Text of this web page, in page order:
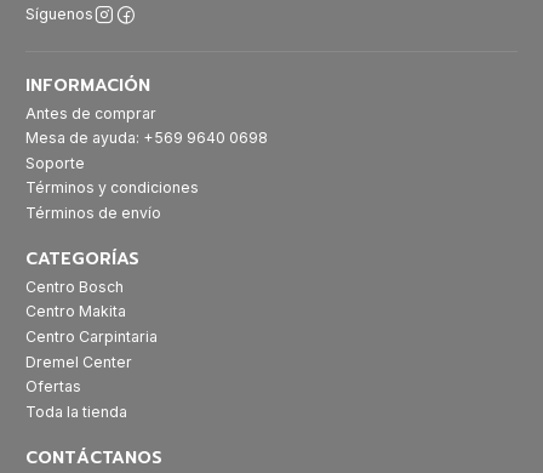
Síguenos
INFORMACIÓN
Antes de comprar
Mesa de ayuda: +569 9640 0698
Soporte
Términos y condiciones
Términos de envío
CATEGORÍAS
Centro Bosch
Centro Makita
Centro Carpintaria
Dremel Center
Ofertas
Toda la tienda
CONTÁCTANOS